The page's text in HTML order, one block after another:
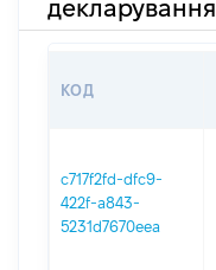
декларування
КОД
c717f2fd-dfc9-
422f-a843-
5231d7670eea